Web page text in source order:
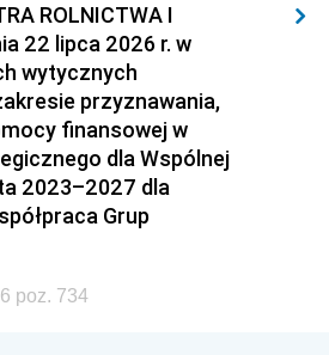
ROLNICTWA I
22 lipca 2026 r. w
wytycznych
przyznawania,
finansowej w
dla Wspólnej
2023–2027 dla
Grup
poz. 734